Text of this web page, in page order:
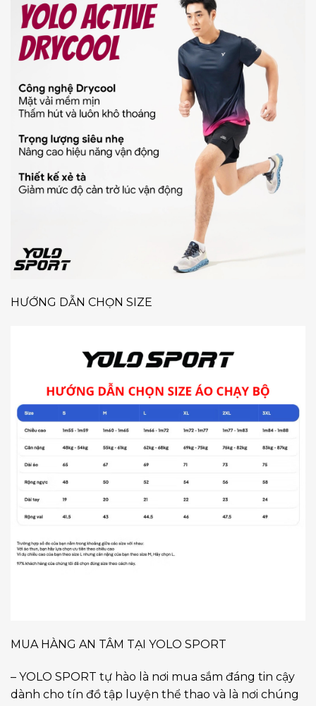
HƯỚNG DẪN CHỌN SIZE
MUA HÀNG AN TÂM TẠI YOLO SPORT
– YOLO SPORT tự hào là nơi mua sắm đáng tin cậy
dành cho tín đồ tập luyện thể thao và là nơi chúng